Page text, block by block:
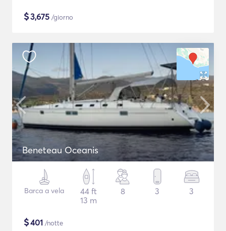
$3,675 /giorno
Beneteau Oceanis
Barca a vela
44 ft
13 m
8 3 3
$401 /notte